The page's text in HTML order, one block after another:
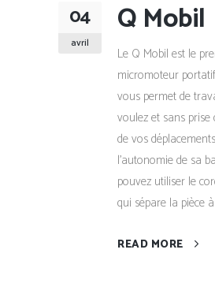
04
avril
Q Mobil
Le Q Mobil est le
micromoteur
vous permet de
voulez et sans
de vos
l’autonomie de sa
pouvez utiliser le
qui sépare la pièce
READ MORE